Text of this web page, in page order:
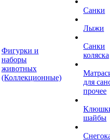
Фигурки и
наборы
животных
(Коллекционные)
Санки
Лыжи
Санки
коляска
для
прочее
шайбы